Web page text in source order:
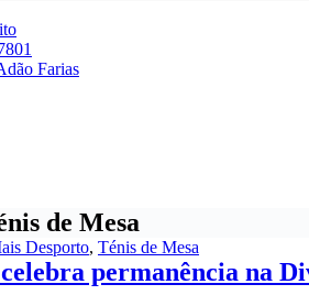
Farias
de Mesa
Desporto, Ténis de Mesa
permanência na